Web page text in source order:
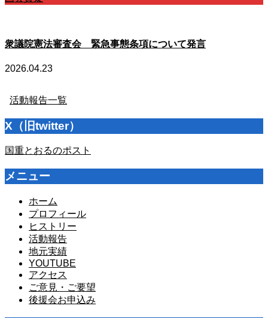
衆議院憲法審査会 緊急事態条項について発言
2026.04.23
活動報告一覧
X（旧twitter）
国重とおるのポスト
メニュー
ホーム
プロフィール
ヒストリー
活動報告
地元実績
YOUTUBE
アクセス
ご意見・ご要望
後援会お申込み